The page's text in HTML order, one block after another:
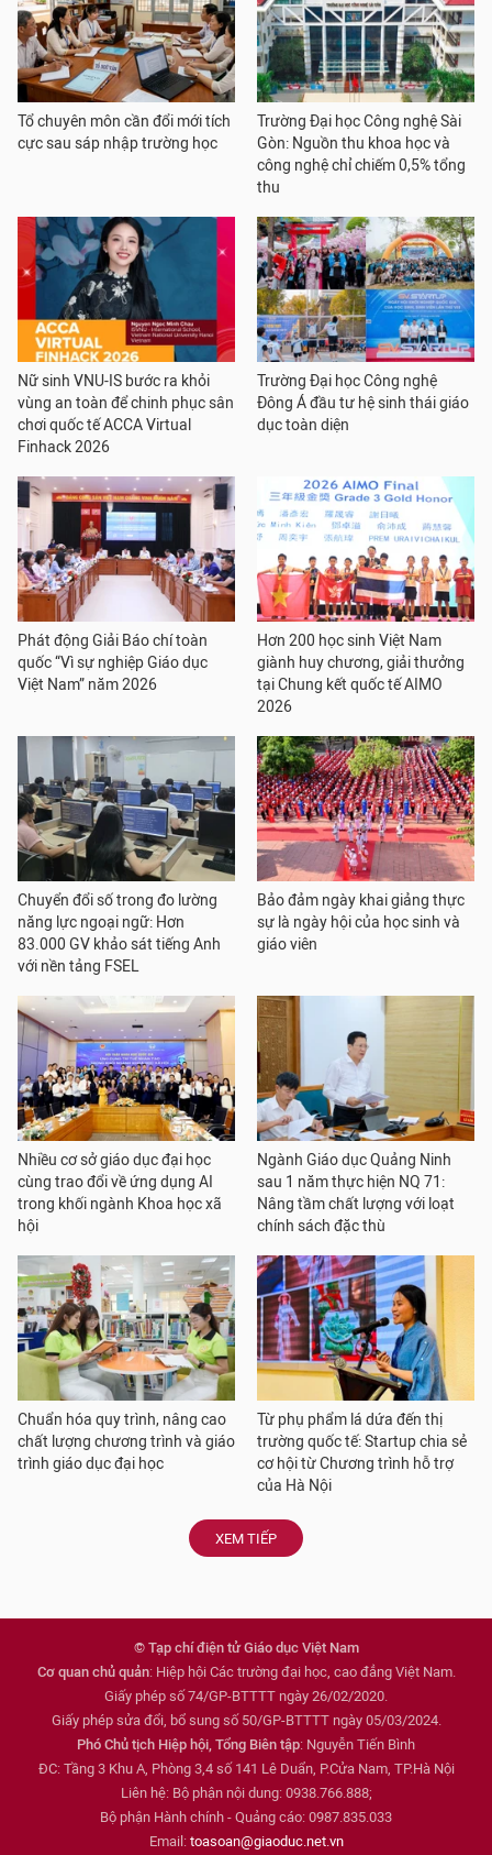
Tổ chuyên môn cần đổi mới tích
cực sau sáp nhập trường học
Trường Đại học Công nghệ Sài
Gòn: Nguồn thu khoa học và
công nghệ chỉ chiếm 0,5% tổng
thu
Nữ sinh VNU-IS bước ra khỏi
vùng an toàn để chinh phục sân
chơi quốc tế ACCA Virtual
Finhack 2026
Trường Đại học Công nghệ
Đông Á đầu tư hệ sinh thái giáo
dục toàn diện
Phát động Giải Báo chí toàn
quốc “Vì sự nghiệp Giáo dục
Việt Nam” năm 2026
Hơn 200 học sinh Việt Nam
giành huy chương, giải thưởng
tại Chung kết quốc tế AIMO
2026
Chuyển đổi số trong đo lường
năng lực ngoại ngữ: Hơn
83.000 GV khảo sát tiếng Anh
với nền tảng FSEL
Bảo đảm ngày khai giảng thực
sự là ngày hội của học sinh và
giáo viên
Nhiều cơ sở giáo dục đại học
cùng trao đổi về ứng dụng AI
trong khối ngành Khoa học xã
hội
Ngành Giáo dục Quảng Ninh
sau 1 năm thực hiện NQ 71:
Nâng tầm chất lượng với loạt
chính sách đặc thù
Chuẩn hóa quy trình, nâng cao
chất lượng chương trình và giáo
trình giáo dục đại học
Từ phụ phẩm lá dứa đến thị
trường quốc tế: Startup chia sẻ
cơ hội từ Chương trình hỗ trợ
của Hà Nội
XEM TIẾP
© Tạp chí điện tử Giáo dục Việt Nam
Cơ quan chủ quản: Hiệp hội Các trường đại học, cao đẳng Việt Nam.
Giấy phép số 74/GP-BTTTT ngày 26/02/2020.
Giấy phép sửa đổi, bổ sung số 50/GP-BTTTT ngày 05/03/2024.
Phó Chủ tịch Hiệp hội, Tổng Biên tập: Nguyễn Tiến Bình
ĐC: Tầng 3 Khu A, Phòng 3,4 số 141 Lê Duẩn, P.Cửa Nam, TP.Hà Nội
Liên hệ: Bộ phận nội dung: 0938.766.888;
Bộ phận Hành chính - Quảng cáo: 0987.835.033
Email: toasoan@giaoduc.net.vn